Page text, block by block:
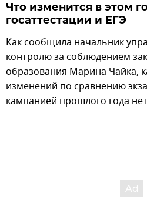
Что изменится в этом
госаттестации и ЕГЭ
Как сообщила начальник
контролю за соблюдением
образования Марина Чайка,
изменений по сравнению
кампанией прошлого года